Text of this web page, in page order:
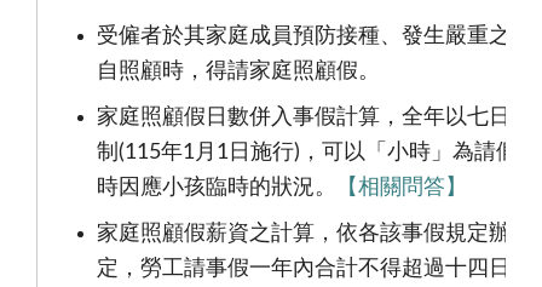
受僱者於其家庭成員預防接種、發生嚴重之疾
自 照顧時，得請家庭照顧假。
家庭照顧假日數併入事假計算，全年以七日為
制(115年1月1日施行)，可以「小時」為請假
時因應小孩臨時的狀況。
【相關問答】
家庭照顧假薪資之計算，依各該事假規定辦理
定，勞工請事假一年內合計不得超過十四日，